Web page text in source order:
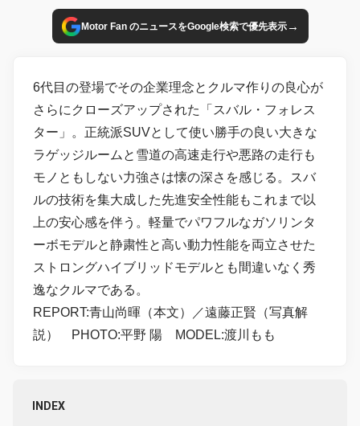
Motor Fan のニュースをGoogle検索で優先表示→
6代目の登場でその企業理念とクルマ作りの良心が
さらにクローズアップされた「スバル・フォレス
ター」。正統派SUVとして使い勝手の良い大きな
ラゲッジルームと雪道の高速走行や悪路の走行も
モノともしない力強さは懐の深さを感じる。スバ
ルの技術を集大成した先進安全性能もこれまで以
上の安心感を伴う。軽量でパワフルなガソリンタ
ーボモデルと静粛性と高い動力性能を両立させた
ストロングハイブリッドモデルとも間違いなく秀
逸なクルマである。
REPORT:青山尚暉（本文）／遠藤正賢（写真解
説） PHOTO:平野 陽 MODEL:渡川もも
INDEX